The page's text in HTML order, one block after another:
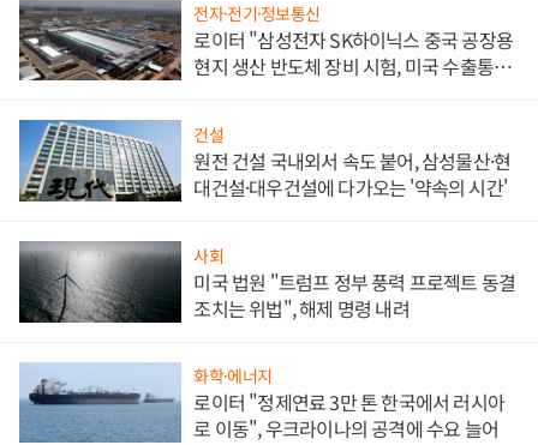
전자·전기·정보통신
로이터 "삼성전자 SK하이닉스 중국 공장용
현지 생산 반도체 장비 시험, 미국 수출통제
건설
원전 건설 국내외서 속도 붙어, 삼성물산·현
대건설·대우건설에 다가오는 '약속의 시간'
사회
미국 법원 "트럼프 정부 풍력 프로젝트 동결
조치는 위법", 해제 명령 내려
화학·에너지
로이터 "정제연료 3만 톤 한국에서 러시아
로 이동", 우크라이나의 공격에 수요 늘어